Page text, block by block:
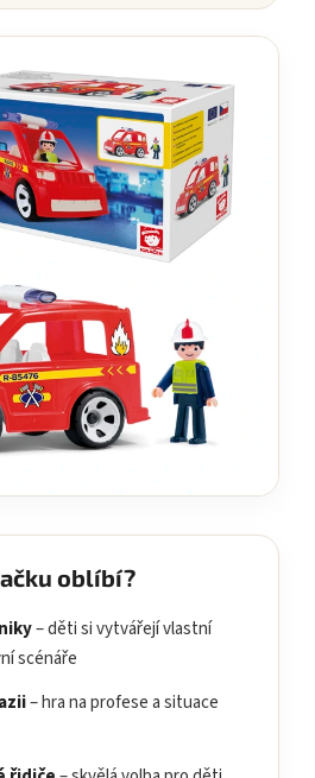
oblíbí?
– děti si vytvářejí vlastní
scénáře
– hra na profese a situace